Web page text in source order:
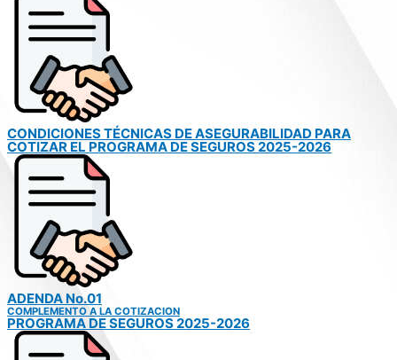
CONDICIONES TÉCNICAS DE ASEGURABILIDAD PARA
COTIZAR EL PROGRAMA DE SEGUROS 2025-2026
ADENDA No.01
COMPLEMENTO A LA COTIZACION
PROGRAMA DE SEGUROS 2025-2026